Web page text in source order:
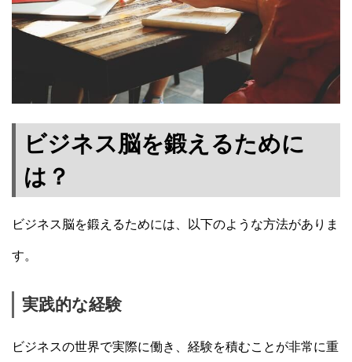
ビジネス脳を鍛えるために
は？
ビジネス脳を鍛えるためには、以下のような方法がありま
す。
実践的な経験
ビジネスの世界で実際に働き、経験を積むことが非常に重